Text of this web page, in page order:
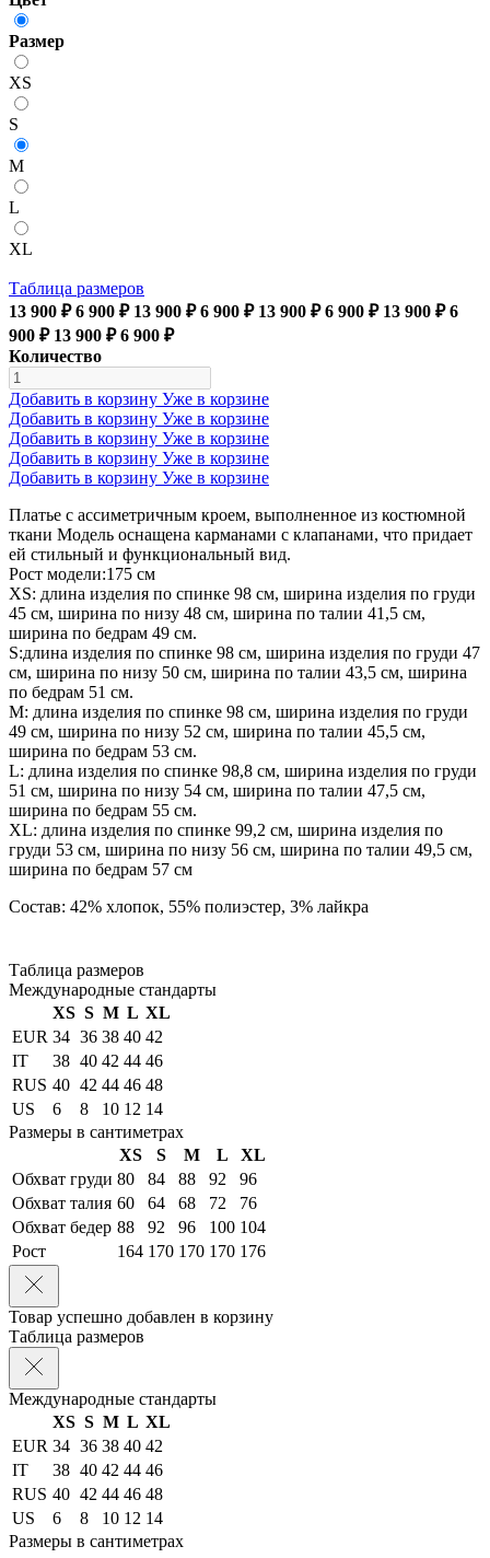
Размер
XS
S
M
L
XL
Таблица размеров
13 900 ₽ 6 900 ₽ 13 900 ₽ 6 900 ₽ 13 900 ₽ 6 900 ₽ 13 900 ₽ 6
900 ₽ 13 900 ₽ 6 900 ₽
Количество
Добавить в корзину Уже в корзине
Добавить в корзину Уже в корзине
Добавить в корзину Уже в корзине
Добавить в корзину Уже в корзине
Добавить в корзину Уже в корзине
Платье с ассиметричным кроем, выполненное из костюмной
ткани Модель оснащена карманами с клапанами, что придает
ей стильный и функциональный вид.
Рост модели:175 см
XS: длина изделия по спинке 98 см, ширина изделия по груди
45 см, ширина по низу 48 см, ширина по талии 41,5 см,
ширина по бедрам 49 см.
S:длина изделия по спинке 98 см, ширина изделия по груди 47
см, ширина по низу 50 см, ширина по талии 43,5 см, ширина
по бедрам 51 см.
М: длина изделия по спинке 98 см, ширина изделия по груди
49 см, ширина по низу 52 см, ширина по талии 45,5 см,
ширина по бедрам 53 см.
L: длина изделия по спинке 98,8 см, ширина изделия по груди
51 см, ширина по низу 54 см, ширина по талии 47,5 см,
ширина по бедрам 55 см.
XL: длина изделия по спинке 99,2 см, ширина изделия по
груди 53 см, ширина по низу 56 см, ширина по талии 49,5 см,
ширина по бедрам 57 см
Состав: 42% хлопок, 55% полиэстер, 3% лайкра
Таблица размеров
Международные стандарты
XS S M L XL
EUR 34 36 38 40 42
IT
38 40 42 44 46
RUS 40 42 44 46 48
US
6 8 10 12 14
Размеры в сантиметрах
XS
S M L
XL
Обхват груди 80 84 88 92
96
Обхват талия 60 64 68 72
76
Обхват бедер 88 92 96 100 104
Рост
164 170 170 170 176
Товар успешно добавлен в корзину
Таблица размеров
Международные стандарты
XS S M L XL
EUR 34 36 38 40 42
IT
38 40 42 44 46
RUS 40 42 44 46 48
US
6 8 10 12 14
Размеры в сантиметрах